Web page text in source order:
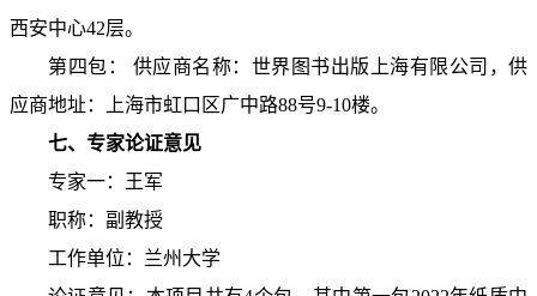
西安中心42层。
第四包： 供应商名称： 世界图书出版上海有限公司， 供
应商地址：
上海市虹口区广中路88号9-10楼。
七、专家论证意见
专家一：王军
职称：副教授
工作单位：兰州大学